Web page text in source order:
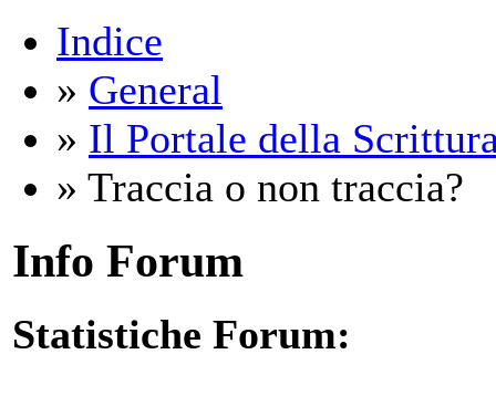
Indice
» General
» Il Portale della
» Traccia o non traccia?
Info Forum
Statistiche Forum: